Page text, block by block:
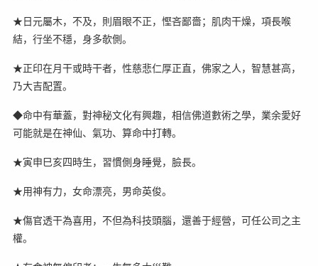
★日元屬木，不及，則眉眼不正，慳吝鄙嗇；肌肉干燥，項長喉
結，行坐不穩，身多欹側。
★正印在月干或時干者，性慈悲仁厚正直，佛家之人，智慧甚高，
乃大吉配置。
◆命中有華蓋，對神秘文化有興趣，相信佛道數術之學，業余愛好
可能就是在神仙、氣功、算命中打轉。
★寅申巳亥四時生，習慣側身睡覺，臉長。
★用神有力，女命漂亮，男命英俊。
★傷官透干為喜用，不但為科技頭腦，還善于經營，可任公司之主
權。